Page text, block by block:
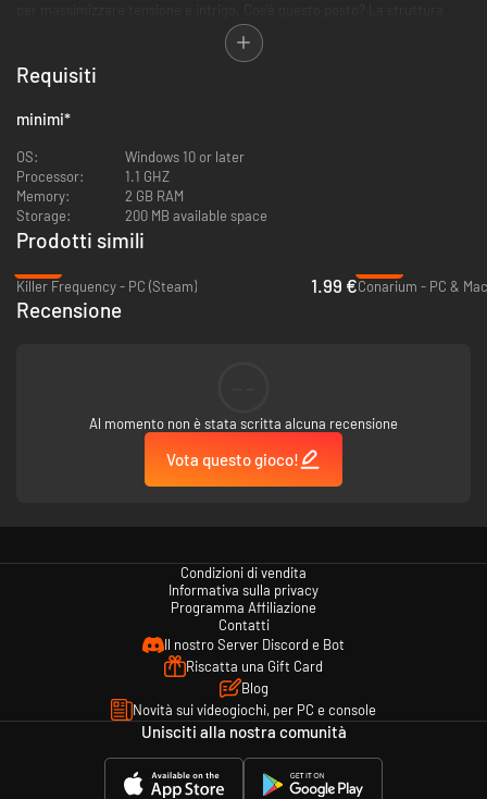
continua a sprofondare sempre di più.
Troverai qualche risposta una volta raggiunto il fondo?
Requisiti
minimi*
OS:
Windows 10 or later
Processor:
1.1 GHZ
Memory:
2 GB RAM
Storage:
200 MB available space
Prodotti simili
Killer Frequency - PC (Steam)
1.99 €Conarium - PC &
Recensione
Al momento non è stata scritta alcuna recensione
Vota questo gioco!
Condizioni di vendita
Informativa sulla privacy
Programma Affiliazione
Contatti
Il nostro Server Discord e Bot
Riscatta una Gift Card
Blog
Novità sui videogiochi, per PC e console
Unisciti alla nostra comunità